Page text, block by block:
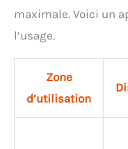
maximale. Voici un
l’usage.
Zone
d’utilisation